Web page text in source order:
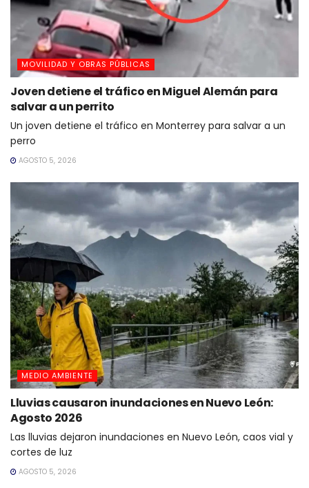
MOVILIDAD Y OBRAS PÚBLICAS
Joven detiene el tráfico en Miguel Alemán para
salvar a un perrito
Un joven detiene el tráfico en Monterrey para salvar a un
perro
AGOSTO 5, 2026
MEDIO AMBIENTE
Lluvias causaron inundaciones en Nuevo León:
Agosto 2026
Las lluvias dejaron inundaciones en Nuevo León, caos vial y
cortes de luz
AGOSTO 5, 2026